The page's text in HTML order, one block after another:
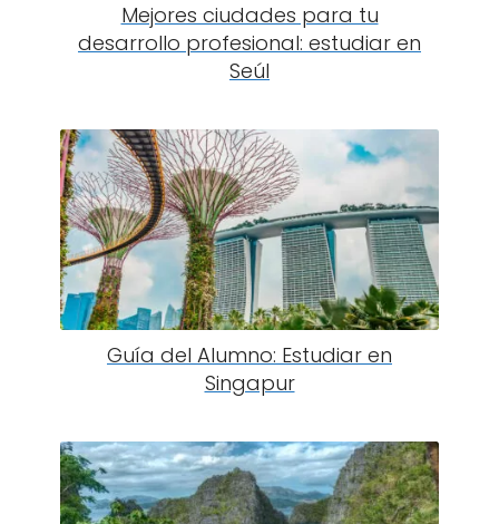
Mejores ciudades para tu
desarrollo profesional: estudiar en
Seúl
Guía del Alumno: Estudiar en
Singapur